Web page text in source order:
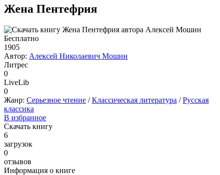
Жена Пентефрия
Бесплатно
1905
Автор: Алексей Николаевич Мошин
Литрес
0
LiveLib
0
Жанр: Серьезное чтение /Классическая литература /Русская
классика
В избранное
Скачать книгу
6
загрузок
0
отзывов
Информация о книге